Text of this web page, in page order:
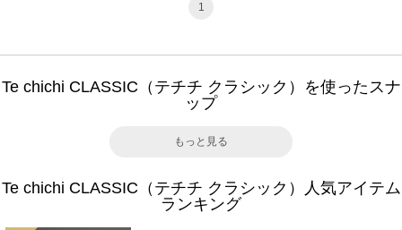
1
Te chichi CLASSIC（テチチ クラシック）を使ったスナ
ップ
もっと見る
Te chichi CLASSIC（テチチ クラシック）人気アイテム
ランキング